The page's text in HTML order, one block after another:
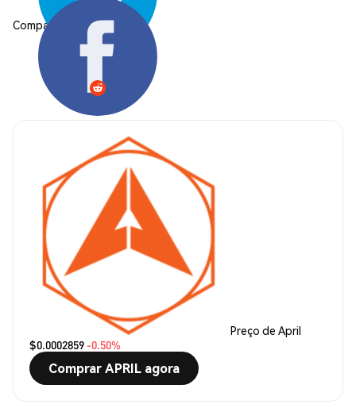
Compartilhar:
Preço de April
$0.0002859 -0.50%
Comprar APRIL agora